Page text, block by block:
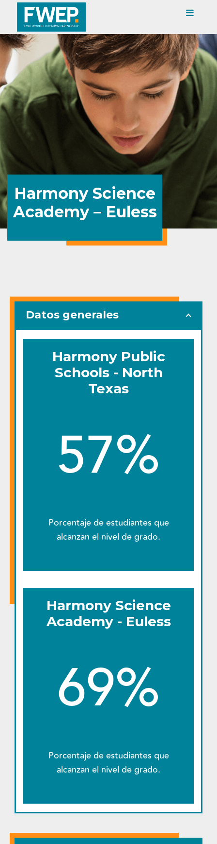
Harmony Science
Academy – Euless
Datos generales
Harmony Public
Schools - North
Texas
57%
Porcentaje de estudiantes que
alcanzan el nivel de grado.
Harmony Science
Academy - Euless
69%
Porcentaje de estudiantes que
alcanzan el nivel de grado.